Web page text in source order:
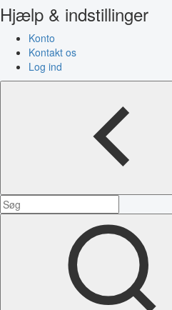
Hjælp & indstillinger
Konto
Kontakt os
Log ind